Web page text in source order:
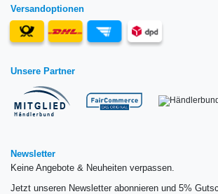
Versandoptionen
Unsere Partner
Newsletter
Keine Angebote & Neuheiten verpassen.
Jetzt unseren Newsletter abonnieren und 5%